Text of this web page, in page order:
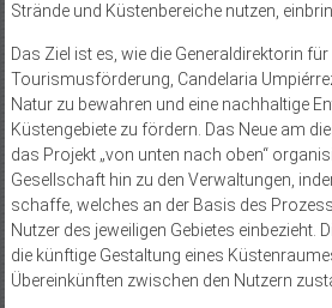
Strände und Küstenbereiche nutzen,
Das Ziel ist es, wie die Generaldirektorin
Tourismusförderung, Candelaria
Natur zu bewahren und eine nachhaltige
Küstengebiete zu fördern. Das Neue am
das Projekt „von unten nach oben“
Gesellschaft hin zu den Verwaltungen,
schaffe, welches an der Basis des
Nutzer des jeweiligen Gebietes einbezieht.
die künftige Gestaltung eines
Übereinkünften zwischen den Nutzern